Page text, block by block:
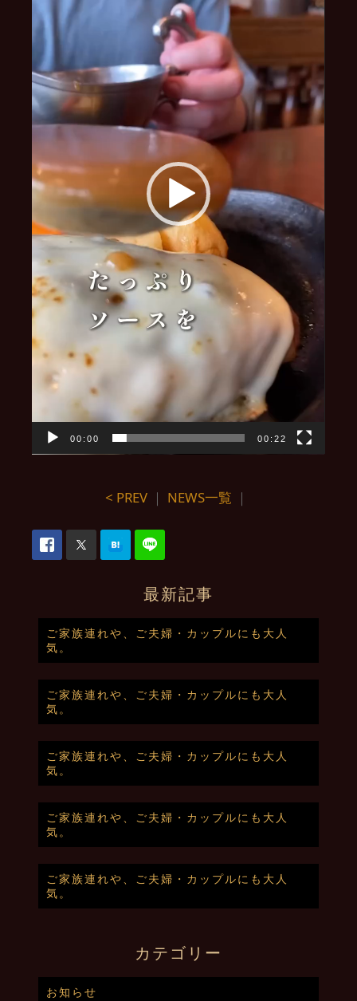
ー
ヤ
ー
00:00 00:22
< PREV ｜ NEWS一覧 ｜
最新記事
ご家族連れや、ご夫婦・カップルにも大人
気。
ご家族連れや、ご夫婦・カップルにも大人
気。
ご家族連れや、ご夫婦・カップルにも大人
気。
ご家族連れや、ご夫婦・カップルにも大人
気。
ご家族連れや、ご夫婦・カップルにも大人
気。
カテゴリー
お知らせ